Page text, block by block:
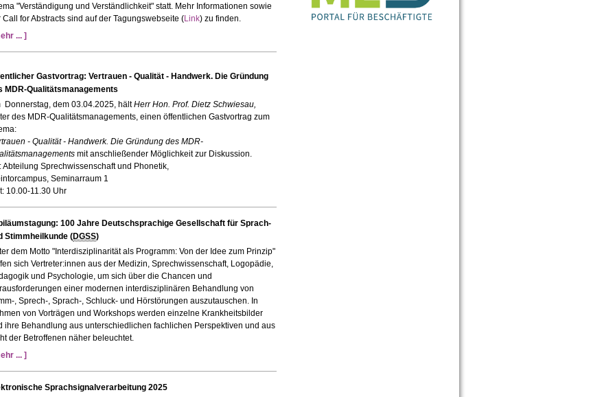
"Verständigung und Verständlichkeit" statt. Mehr Informationen sowie
Call for Abstracts sind auf der Tagungswebseite (Link) zu finden.
... ]
Gastvortrag: Vertrauen - Qualität - Handwerk. Die Gründung
MDR-Qualitätsmanagements
Donnerstag, dem 03.04.2025, hältHerr Hon. Prof. Dietz Schwiesau,
des MDR-Qualitätsmanagements, einen öffentlichen Gastvortrag zum
- Qualität - Handwerk. Die Gründung des MDR-
mit anschließender Möglichkeit zur Diskussion.
Abteilung Sprechwissenschaft und Phonetik,
Seminarraum 1
10.00-11.30 Uhr
100 Jahre Deutschsprachige Gesellschaft für Sprach-
Stimmheilkunde (DGSS)
dem Motto "Interdisziplinarität als Programm: Von der Idee zum Prinzip"
sich Vertreter:innen aus der Medizin, Sprechwissenschaft, Logopädie,
und Psychologie, um sich über die Chancen und
einer modernen interdisziplinären Behandlung von
, Sprech-, Sprach-, Schluck- und Hörstörungen auszutauschen. In
von Vorträgen und Workshops werden einzelne Krankheitsbilder
ihre Behandlung aus unterschiedlichen fachlichen Perspektiven und aus
der Betroffenen näher beleuchtet.
... ]
Sprachsignalverarbeitung 2025